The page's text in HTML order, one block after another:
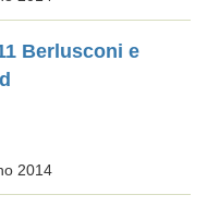
Berlusconi e
2014